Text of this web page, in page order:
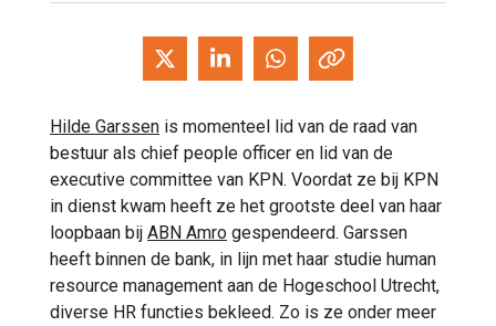
Hilde Garssen is momenteel lid van de raad van
bestuur als chief people officer en lid van de
executive committee van KPN. Voordat ze bij KPN
in dienst kwam heeft ze het grootste deel van haar
loopbaan bij ABN Amro gespendeerd. Garssen
heeft binnen de bank, in lijn met haar studie human
resource management aan de Hogeschool Utrecht,
diverse HR functies bekleed. Zo is ze onder meer